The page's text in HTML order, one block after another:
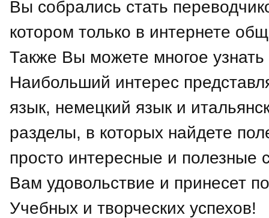
Вы собрались стать
котором только в интернете
Также Вы можете многое
Наибольший интерес
язык, немецкий язык и
разделы, в которых найдете
просто интересные и полезные
Вам удовольствие и принесет
Учебных и творческих успехов!